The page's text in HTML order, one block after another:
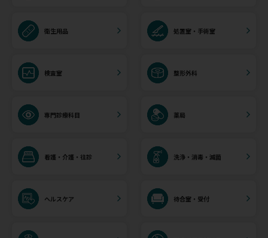
衛生用品 処置室・手術室
検査室 整形外科
専門診療科目 薬局
看護・介護・往診 洗浄・消毒・滅菌
ヘルスケア 待合室・受付